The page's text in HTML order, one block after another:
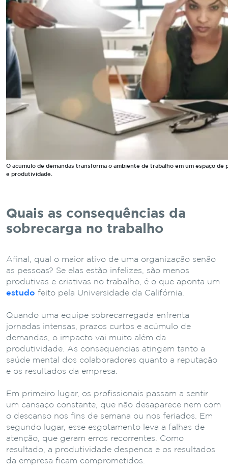
O acúmulo de demandas transforma o ambiente de trabalho em um espaço
e produtividade.
Quais as consequências da
sobrecarga no trabalho
Afinal, qual o maior ativo de uma organização senão
as pessoas? Se elas estão infelizes, são menos
produtivas e criativas no trabalho, é o que aponta um
estudo feito pela Universidade da Califórnia.
Quando uma equipe sobrecarregada enfrenta
jornadas intensas, prazos curtos e acúmulo de
demandas, o impacto vai muito além da
produtividade. As consequências atingem tanto a
saúde mental dos colaboradores quanto a reputação
e os resultados da empresa.
Em primeiro lugar, os profissionais passam a sentir
um cansaço constante, que não desaparece nem com
o descanso nos fins de semana ou nos feriados. Em
segundo lugar, esse esgotamento leva a falhas de
atenção, que geram erros recorrentes. Como
resultado, a produtividade despenca e os resultados
da empresa ficam comprometidos.